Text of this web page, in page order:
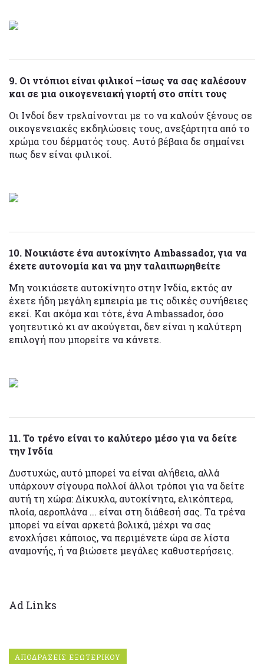
9. Οι ντόπιοι είναι φιλικοί –ίσως να σας καλέσουν
και σε μια οικογενειακή γιορτή στο σπίτι τους
Οι Ινδοί δεν τρελαίνονται με το να καλούν ξένους σε
οικογενειακές εκδηλώσεις τους, ανεξάρτητα από το
χρώμα του δέρματός τους. Αυτό βέβαια δε σημαίνει
πως δεν είναι φιλικοί.
10. Νοικιάστε ένα αυτοκίνητο Ambassador, για να
έχετε αυτονομία και να μην ταλαιπωρηθείτε
Μη νοικιάσετε αυτοκίνητο στην Ινδία, εκτός αν
έχετε ήδη μεγάλη εμπειρία με τις οδικές συνήθειες
εκεί. Και ακόμα και τότε, ένα Ambassador, όσο
γοητευτικό κι αν ακούγεται, δεν είναι η καλύτερη
επιλογή που μπορείτε να κάνετε.
11. Το τρένο είναι το καλύτερο μέσο για να δείτε
την Ινδία
Δυστυχώς, αυτό μπορεί να είναι αλήθεια, αλλά
υπάρχουν σίγουρα πολλοί άλλοι τρόποι για να δείτε
αυτή τη χώρα: Δίκυκλα, αυτοκίνητα, ελικόπτερα,
πλοία, αεροπλάνα ... είναι στη διάθεσή σας. Τα τρένα
μπορεί να είναι αρκετά βολικά, μέχρι να σας
ενοχλήσει κάποιος, να περιμένετε ώρα σε λίστα
αναμονής, ή να βιώσετε μεγάλες καθυστερήσεις.
Ad Links
ΑΠΟΔΡΑΣΕΙΣ ΕΞΩΤΕΡΙΚΟΥ